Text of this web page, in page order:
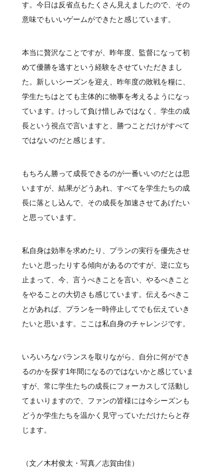
す。今日は反省点もたくさん見えましたので、その
意味でもいいゲームができたと感じています。
本当に贅沢なことですが、昨年度、監督になって初
めて優勝を逃すという経験をさせていただきまし
た。新しいシーズンを迎え、昨年度の敗戦を糧に、
学生たちはとても主体的に物事を考えるようになっ
ています。けっして負け惜しみではなく、学生の成
長という視点で言いますと、勝つことだけがすべて
ではないのだと感じます。
もちろん勝って成長できるのが一番いいのだとは思
いますが、結果がどうあれ、すべてを学生たちの成
長に落とし込んで、その成長を加速させてあげたい
と思っています。
私自身は効率を求めたり、プランの実行を優先させ
たいと思ったりする傾向があるのですが、逆に立ち
止まって、今、言うべきことを言い、やるべきこと
をやることの大切さも感じています。伝えるべきこ
とがあれば、プランを一時停止してでも伝えていき
たいと思います。ここは私自身のチャレンジです。
いろいろなバランスを取りながら、自分に何ができ
るのかを探す1年間になるのではないかと感じていま
すが、常に学生たちの成長にフォーカスして活動し
てまいりますので、ファンの皆様には今シーズンも
どうか学生たちを温かく見守っていただけたらと存
じます。
（文／木村俊太・写真／志賀由佳）